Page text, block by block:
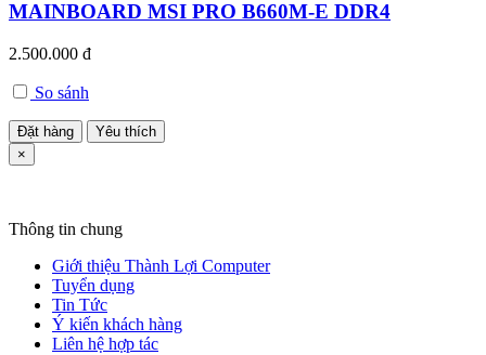
MAINBOARD MSI PRO B660M-E DDR4
2.500.000 đ
So sánh
Đặt hàng
Yêu thích
×
Thông tin chung
Giới thiệu Thành Lợi Computer
Tuyển dụng
Tin Tức
Ý kiến khách hàng
Liên hệ hợp tác